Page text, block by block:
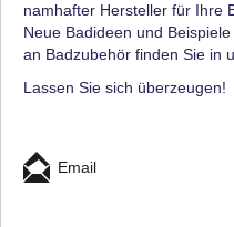
namhafter Hersteller für Ihre
Neue Badideen und
an Badzubehör finden Sie in
Lassen Sie sich überzeugen!
Email